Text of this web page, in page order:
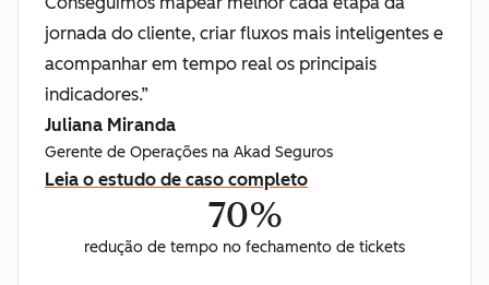
jornada do cliente, criar fluxos mais inteligentes e
acompanhar em tempo real os principais
indicadores.”
Juliana Miranda
Gerente de Operações na Akad Seguros
Leia o estudo de caso completo
70%
redução de tempo no fechamento de tickets